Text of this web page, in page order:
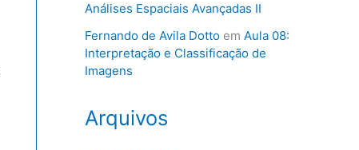
Análises Espaciais Avançadas II
Fernando de Avila Dottoem Aula 08:
Interpretação e Classificação de
Imagens
Arquivos